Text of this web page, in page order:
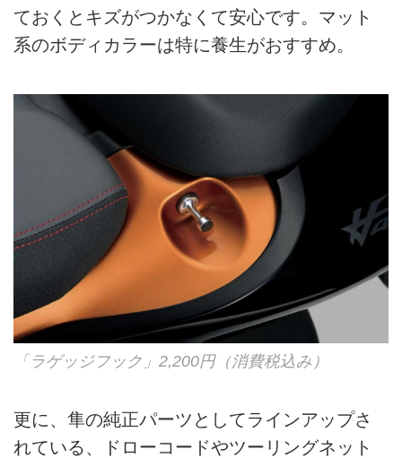
ておくとキズがつかなくて安心です。マット
系のボディカラーは特に養生がおすすめ。
「ラゲッジフック」2,200円（消費税込み）
更に、隼の純正パーツとしてラインアップさ
れている、ドローコードやツーリングネット